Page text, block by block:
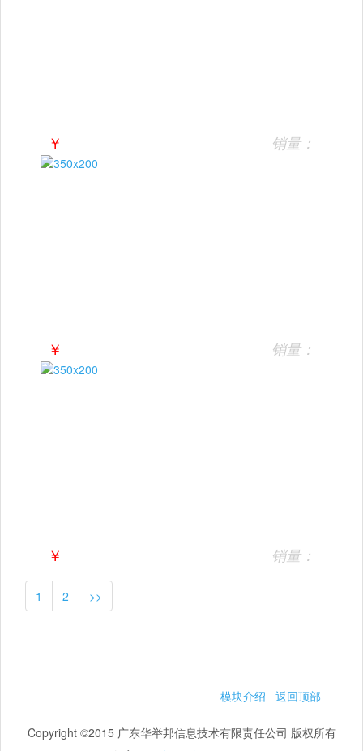
￥ 销量：
￥ 销量：
￥ 销量：
1 2 >>
模块介绍 返回顶部
Copyright ©2015 广东华举邦信息技术有限责任公司 版权所有